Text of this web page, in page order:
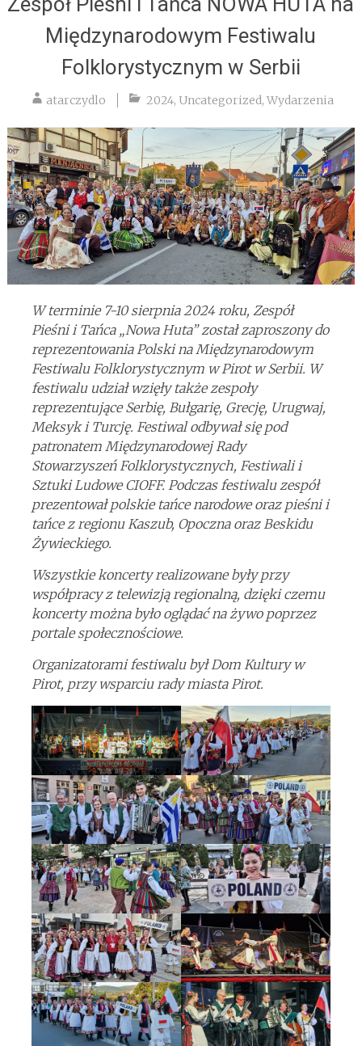
Międzynarodowym Festiwalu
Folklorystycznym w Serbii
atarczydlo 2024, Uncategorized, Wydarzenia
W terminie 7-10 sierpnia 2024 roku, Zespół
Pieśni i Tańca „Nowa Huta” został zaproszony do
reprezentowania Polski na Międzynarodowym
Festiwalu Folklorystycznym w Pirot w Serbii. W
festiwalu udział wzięły także zespoły
reprezentujące Serbię, Bułgarię, Grecję, Urugwaj,
Meksyk i Turcję. Festiwal odbywał się pod
patronatem Międzynarodowej Rady
Stowarzyszeń Folklorystycznych, Festiwali i
Sztuki Ludowe CIOFF. Podczas festiwalu zespół
prezentował polskie tańce narodowe oraz pieśni i
tańce z regionu Kaszub, Opoczna oraz Beskidu
Żywieckiego.
Wszystkie koncerty realizowane były przy
współpracy z telewizją regionalną, dzięki czemu
koncerty można było oglądać na żywo poprzez
portale społecznościowe.
Organizatorami festiwalu był Dom Kultury w
Pirot, przy wsparciu rady miasta Pirot.